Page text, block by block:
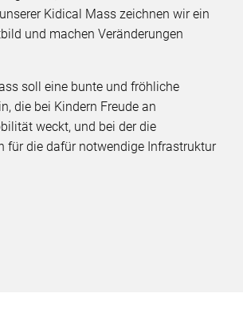
Kidical Mass zeichnen wir ein
und machen Veränderungen
soll eine bunte und fröhliche
die bei Kindern Freude an
weckt, und bei der die
für die dafür notwendige Infrastruktur